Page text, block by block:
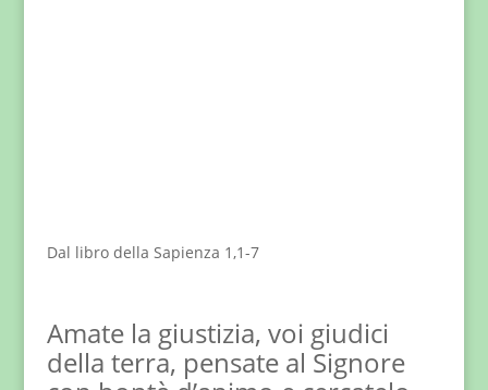
Dal libro della Sapienza 1,1-7
Amate la giustizia, voi giudici
della terra, pensate al Signore